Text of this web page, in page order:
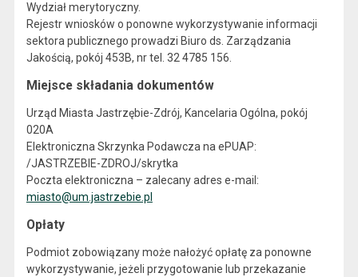
Wydział merytoryczny.
Rejestr wniosków o ponowne wykorzystywanie informacji
sektora publicznego prowadzi Biuro ds. Zarządzania
Jakością, pokój 453B, nr tel. 32 4785 156.
Miejsce składania dokumentów
Urząd Miasta Jastrzębie-Zdrój, Kancelaria Ogólna, pokój
020A
Elektroniczna Skrzynka Podawcza na ePUAP:
/JASTRZEBIE-ZDROJ/skrytka
Poczta elektroniczna – zalecany adres e-mail:
miasto@um.jastrzebie.pl
Opłaty
Podmiot zobowiązany może nałożyć opłatę za ponowne
wykorzystywanie, jeżeli przygotowanie lub przekazanie